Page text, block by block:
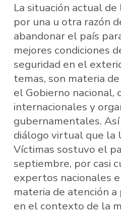
La situación actual
por una u otra razón
abandonar el país
mejores condiciones
seguridad en el
temas, son materia
el Gobierno nacional,
internacionales y
gubernamentales.
diálogo virtual que la
Víctimas sostuvo el
septiembre, por casi
expertos nacionales
materia de atención
en el contexto de la